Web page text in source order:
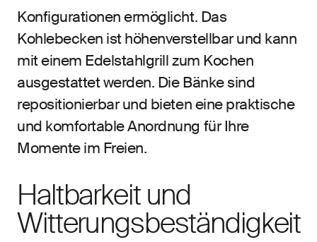
Konfigurationen ermöglicht. Das
Kohlebecken ist höhenverstellbar und kann
mit einem Edelstahlgrill zum Kochen
ausgestattet werden. Die Bänke sind
repositionierbar und bieten eine praktische
und komfortable Anordnung für Ihre
Momente im Freien.
Haltbarkeit und
Witterungsbeständigkeit